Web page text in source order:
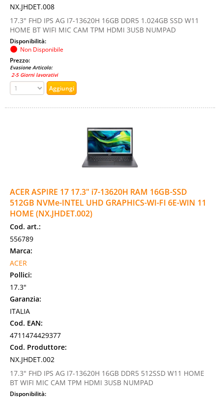
NX.JHDET.008
17.3" FHD IPS AG I7-13620H 16GB DDR5 1.024GB SSD W11
HOME BT WIFI MIC CAM TPM HDMI 3USB NUMPAD
Disponibilità:
Non Disponibile
Prezzo:
Evasione Articolo:
2-5 Giorni lavorativi
ACER ASPIRE 17 17.3" i7-13620H RAM 16GB-SSD
512GB NVMe-INTEL UHD GRAPHICS-WI-FI 6E-WIN 11
HOME (NX.JHDET.002)
Cod. art.:
556789
Marca:
ACER
Pollici:
17.3"
Garanzia:
ITALIA
Cod. EAN:
4711474429377
Cod. Produttore:
NX.JHDET.002
17.3" FHD IPS AG I7-13620H 16GB DDR5 512SSD W11 HOME
BT WIFI MIC CAM TPM HDMI 3USB NUMPAD
Disponibilità: